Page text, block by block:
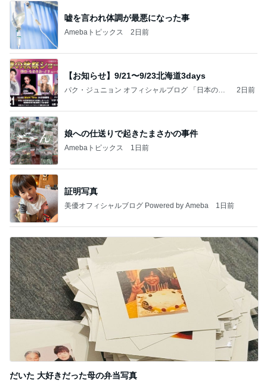
嘘を言われ体調が最悪になった事
Amebaトピックス 2日前
【お知らせ】9/21〜9/23北海道3days
パク・ジュニョン オフィシャルブログ 「日本の
2日前
娘への仕送りで起きたまさかの事件
Amebaトピックス 1日前
証明写真
美優オフィシャルブログ Powered by Ameba 1日前
だいた 大好きだった母の弁当写真